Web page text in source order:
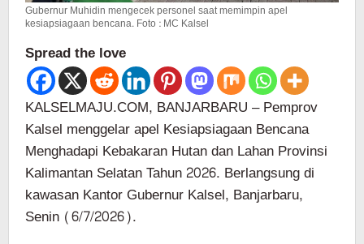
Gubernur Muhidin mengecek personel saat memimpin apel
kesiapsiagaan bencana. Foto : MC Kalsel
Spread the love
KALSELMAJU.COM, BANJARBARU – Pemprov
Kalsel menggelar apel Kesiapsiagaan Bencana
Menghadapi Kebakaran Hutan dan Lahan Provinsi
Kalimantan Selatan Tahun 2026. Berlangsung di
kawasan Kantor Gubernur Kalsel, Banjarbaru,
Senin (6/7/2026).